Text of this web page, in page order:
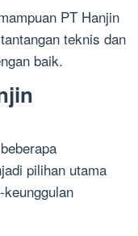
PT Hanjin
teknis dan
baik.
pilihan utama